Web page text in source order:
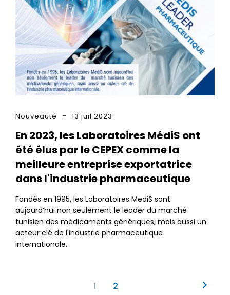
Nouveauté 13 juil 2023
En 2023, les Laboratoires MédiS ont
été élus par le CEPEX comme la
meilleure entreprise exportatrice
dans l'industrie pharmaceutique
Fondés en 1995, les Laboratoires MediS sont
aujourd’hui non seulement le leader du marché
tunisien des médicaments génériques, mais aussi un
acteur clé de l'industrie pharmaceutique
internationale.
Page
1 Page
2